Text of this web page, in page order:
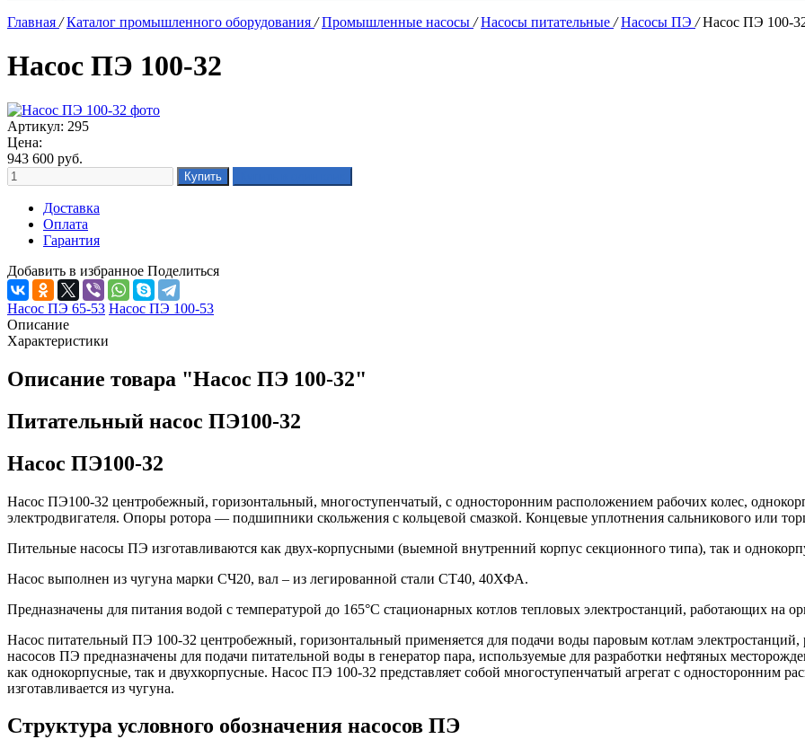
Главная / Каталог промышленного оборудования / Промышленные насосы / Насосы питательные / Насосы ПЭ / Насос ПЭ 100-
Насос ПЭ 100-32
Артикул: 295
Цена:
943 600 руб.
Доставка
Оплата
Гарантия
Добавить в избранное Поделиться
Насос ПЭ 65-53 Насос ПЭ 100-53
Описание
Характеристики
Описание товара "Насос ПЭ 100-32"
Питательный насос ПЭ100-32
Насос ПЭ100-32
Насос ПЭ100-32 центробежный, горизонтальный, многоступенчатый, с односторонним расположением рабочих колес,
электродвигателя. Опоры ротора — подшипники скольжения с кольцевой смазкой. Концевые уплотнения сальникового или
Пительные насосы ПЭ изготавливаются как двух-корпусными (выемной внутренний корпус секционного типа), так и
Насос выполнен из чугуна марки СЧ20, вал – из легированной стали СТ40, 40ХФА.
Предназначены для питания водой с температурой до 165°С стационарных котлов тепловых электростанций, работающих на
Насос питательный ПЭ 100-32 центробежный, горизонтальный применяется для подачи воды паровым котлам
насосов ПЭ предназначены для подачи питательной воды в генератор пара, используемые для разработки нефтяных
как однокорпусные, так и двухкорпусные. Насос ПЭ 100-32 представляет собой многоступенчатый агрегат с односторонним
изготавливается из чугуна.
Структура условного обозначения насосов ПЭ